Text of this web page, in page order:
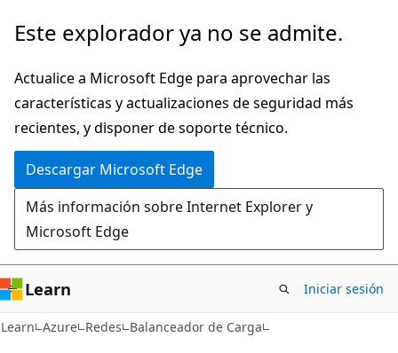
Ir
contenido
principal
Este explorador ya no se admite.
Actualice a Microsoft Edge para aprovechar las
características y actualizaciones de seguridad más
recientes, y disponer de soporte técnico.
Descargar Microsoft Edge
Más información sobre Internet Explorer y
Microsoft Edge
Learn Iniciar sesión
Learn Azure Redes Balanceador de Carga